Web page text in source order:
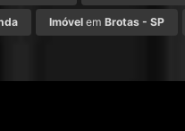
Imóvel emBrotas - SP